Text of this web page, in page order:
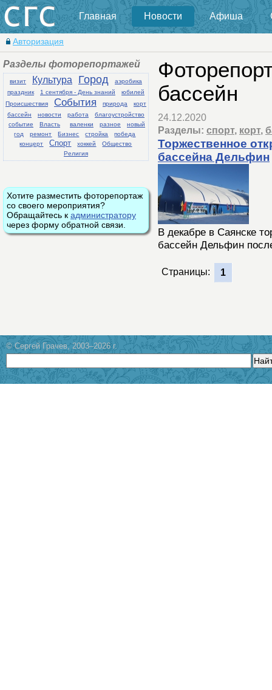
Главная Новости Афиша
Авторизация
Разделы фоторепортажей
визит Культура Город
аэробика
праздник
1 сентября - День знаний
юбилей
Происшествия
События природа
корт
бассейн
новости работа
благоустройство
событие
Власть валенки разное
новый
год
ремонт Бизнес стройка
победа
концерт
Спорт хоккей
Общество
Религия
Хотите разместить фоторепортаж
со своего мероприятия?
Обращайтесь к администратору
через форму обратной связи.
бассейн
24.12.2020
Разделы: спорт, корт,
Торжественное
бассейна Дельфин
В декабре в Саянске
бассейн Дельфин
Страницы: 1
© Сергей Грачев, 2003–2026 г.